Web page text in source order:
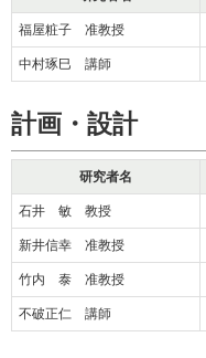
福屋粧子 准教授
中村琢巳 講師
計画・設計
研究者名
石井 敏 教授
新井信幸 准教授
竹内 泰 准教授
不破正仁 講師